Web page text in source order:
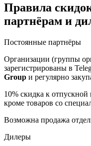
Правила
партнёрам и
Постоянные партнёры
Организации (группы
зарегистрированы в
Group и регулярно
10% скидка к отпускной
кроме товаров со
Возможна продажа
Дилеры